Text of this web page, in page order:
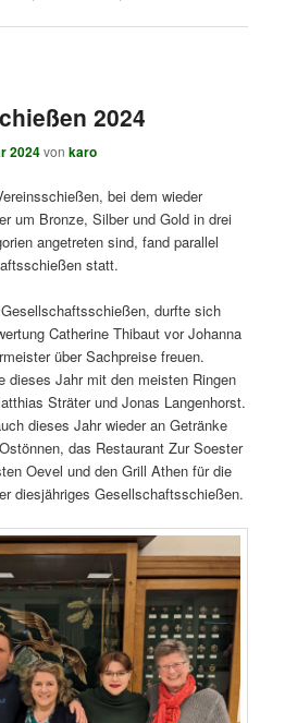
2024
2024vonkaro
bei dem wieder
um Bronze, Silber und Gold in drei
angetreten sind, fand parallel
statt.
durfte sich
Catherine Thibaut vor Johanna
über Sachpreise freuen.
dieses Jahr mit den meisten Ringen
Sträter und Jonas Langenhorst.
dieses Jahr wieder an Getränke
das Restaurant Zur Soester
Oevel und den Grill Athen für die
diesjähriges Gesellschaftsschießen.